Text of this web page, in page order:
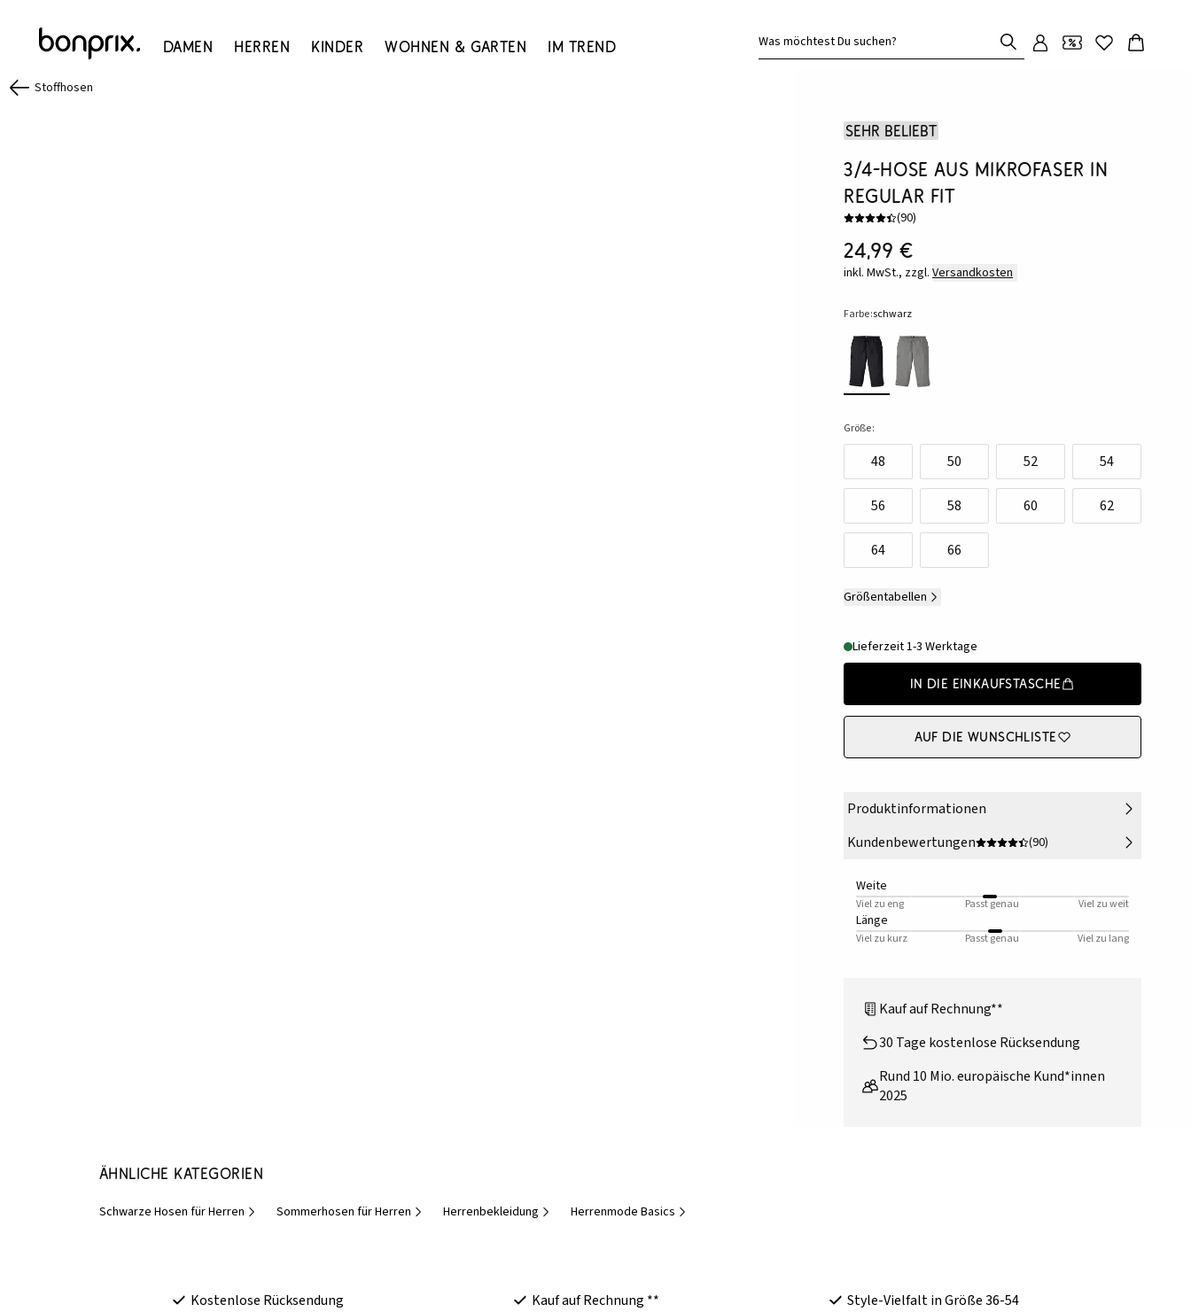
Damen Herren Kinder Wohnen & Garten Im Trend Was möchtest Du suchen?
Stoffhosen
Sehr beliebt
3/4-Hose aus Mikrofaser in
Regular Fit
(90)
24,99 €
inkl. MwSt., zzgl. Versandkosten
Farbe:schwarz
Größe:
48 50 52 54
56 58 60 62
64 66
Größentabellen
Lieferzeit 1-3 Werktage
In die Einkaufstasche
Auf die Wunschliste
Produktinformationen
Kundenbewertungen
(90)
Weite
Viel zu eng Passt genau Viel zu weit
Länge
Viel zu kurz Passt genau Viel zu lang
Kauf auf Rechnung**
30 Tage kostenlose Rücksendung
Rund 10 Mio. europäische Kund*innen
2025
Ähnliche Kategorien
Schwarze Hosen für Herren Sommerhosen für Herren Herrenbekleidung Herrenmode Basics
Kostenlose Rücksendung Kauf auf Rechnung ** Style-Vielfalt in Größe 36-54